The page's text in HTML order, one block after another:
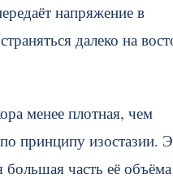
напряжение в
далеко на
менее плотная, чем
принципу изостазии.
большая часть её объёма